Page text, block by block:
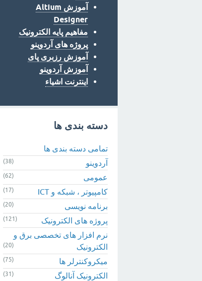
آموزش Altium
Designer
مفاهیم پایه الکترونیک
پروژه های آردوینو
آموزش رزبری پای
آموزش آردوینو
اینترنت اشیاء
دسته بندی ها
تمامی دسته بندی ها
آردوینو
(38)
عمومی (62)
کامپیوتر ، شبکه و ICT (17)
برنامه نویسی (20)
پروژه های الکترونیک (121)
نرم افزار های تخصصی برق و
الکترونیک
(20)
میکروکنترلر ها (75)
الکترونیک آنالوگ (31)